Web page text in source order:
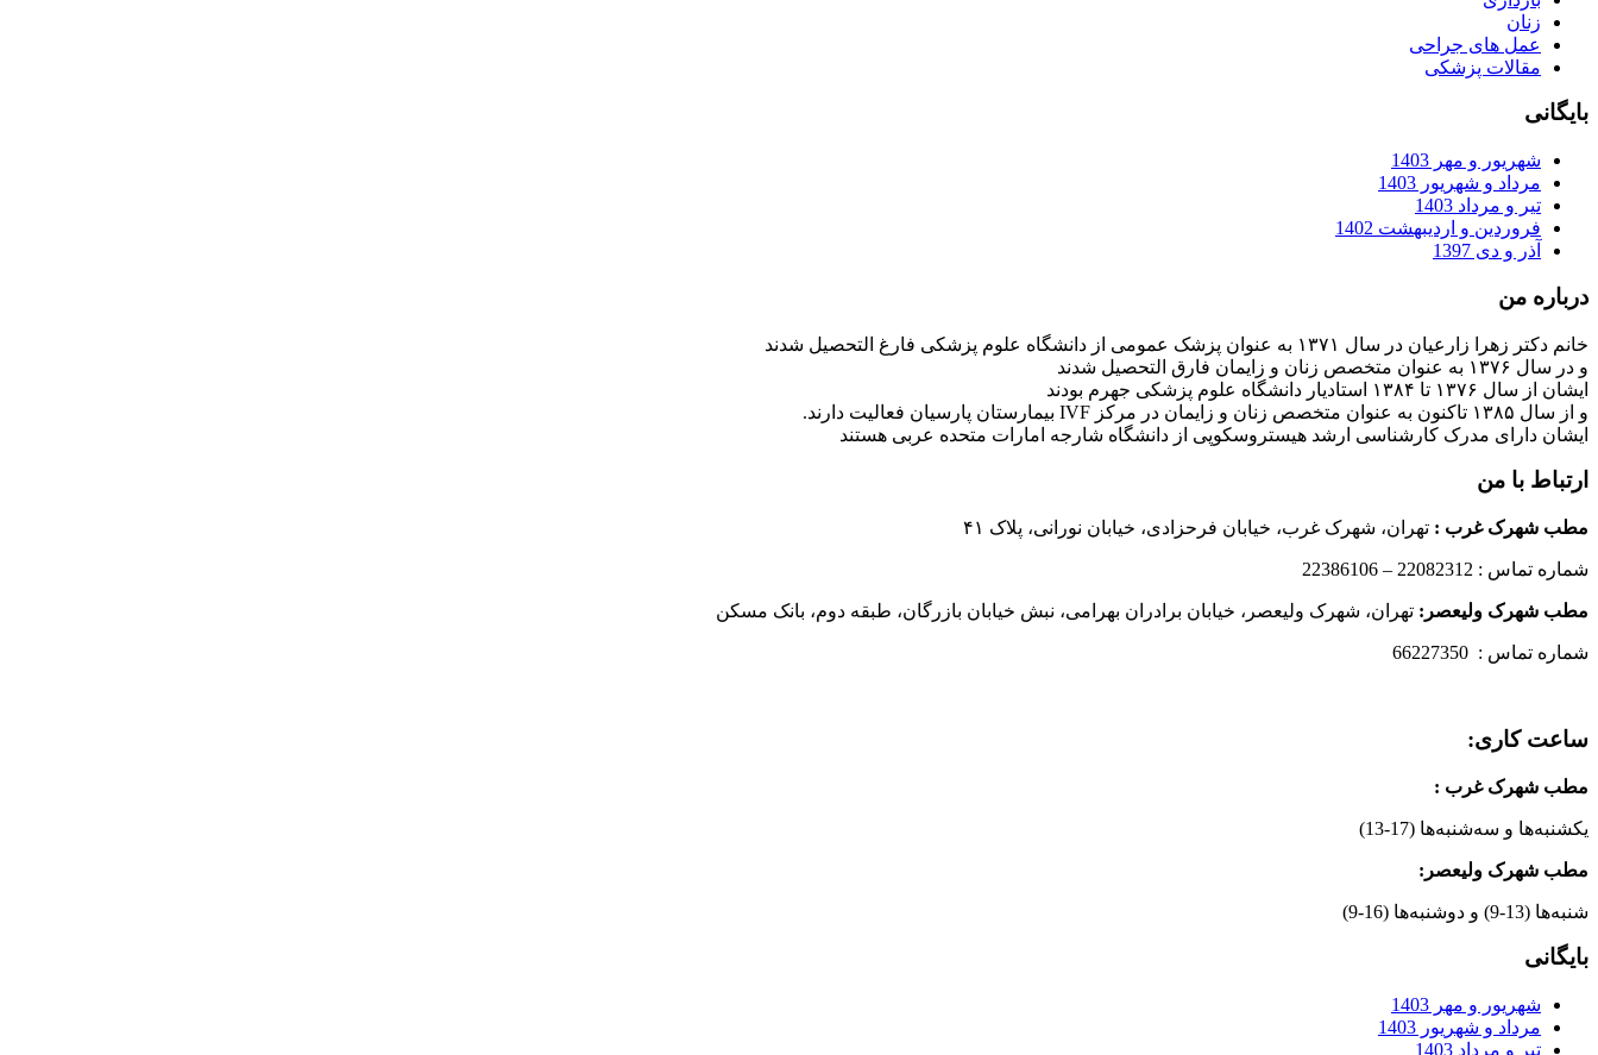
زنان
عمل های جراحی
مقالات پزشکی
بایگانی
شهریور و مهر 1403
مرداد و شهریور 1403
تیر و مرداد 1403
فروردین و اردیبهشت 1402
آذر و دی 1397
درباره من
خانم دکتر زهرا زارعیان در سال ۱۳۷۱ به عنوان پزشک عمومی از دانشگاه علوم پزشکی فارغ التحصیل شدند
و در سال ۱۳۷۶ به عنوان متخصص زنان و زایمان فارق التحصیل شدند
ایشان از سال ۱۳۷۶ تا ۱۳۸۴ استادیار دانشگاه علوم پزشکی جهرم بودند
و از سال ۱۳۸۵ تاکنون به عنوان متخصص زنان و زایمان در مرکز IVF بیمارستان پارسیان فعالیت دارند.
ایشان دارای مدرک کارشناسی ارشد هیستروسکوپی از دانشگاه شارجه امارات متحده عربی هستند
ارتباط با من
مطب شهرک غرب : تهران، شهرک غرب، خیابان فرحزادی، خیابان نورانی، پلاک ۴۱
شماره تماس : 22082312 – 22386106
مطب شهرک ولیعصر: تهران، شهرک ولیعصر، خیابان برادران بهرامی، نبش خیابان بازرگان، طبقه دوم، بانک مسکن
شماره تماس : 66227350
ساعت کاری:
مطب شهرک غرب :
یکشنبه‌ها و سه‌شنبه‌ها (17-13)
مطب شهرک ولیعصر:
شنبه‌ها (13-9) و دوشنبه‌ها (16-9)
بایگانی
شهریور و مهر 1403
مرداد و شهریور 1403
تیر و مرداد 1403